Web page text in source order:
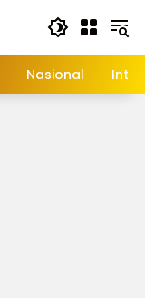
Nasional